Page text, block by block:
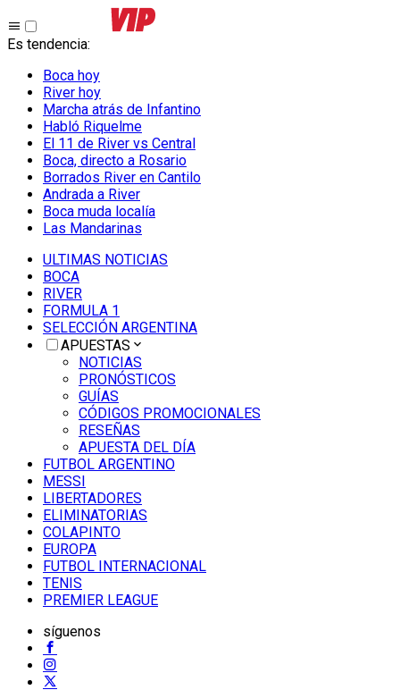
Es tendencia:
Boca hoy
River hoy
Marcha atrás de Infantino
Habló Riquelme
El 11 de River vs Central
Boca, directo a Rosario
Borrados River en Cantilo
Andrada a River
Boca muda localía
Las Mandarinas
ULTIMAS NOTICIAS
BOCA
RIVER
FORMULA 1
SELECCIÓN ARGENTINA
APUESTAS
NOTICIAS
PRONÓSTICOS
GUÍAS
CÓDIGOS PROMOCIONALES
RESEÑAS
APUESTA DEL DÍA
FUTBOL ARGENTINO
MESSI
LIBERTADORES
ELIMINATORIAS
COLAPINTO
EUROPA
FUTBOL INTERNACIONAL
TENIS
PREMIER LEAGUE
síguenos